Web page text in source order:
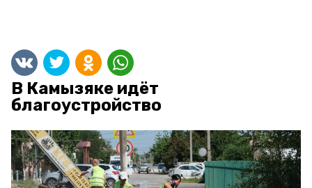
В Камызяке идёт
благоустройство